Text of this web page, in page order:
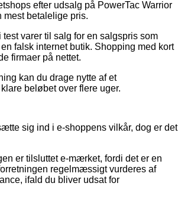
efter udsalg på PowerTac Warrior
mest betalelige pris.
varer til salg for en salgspris som
falsk internet butik. Shopping med kort
firmaer på nettet.
kan du drage nytte af et
beløbet over flere uger.
sig ind i e-shoppens vilkår, dog er det
er tilsluttet e-mærket, fordi det er en
regelmæssigt vurderes af
ifald du bliver udsat for